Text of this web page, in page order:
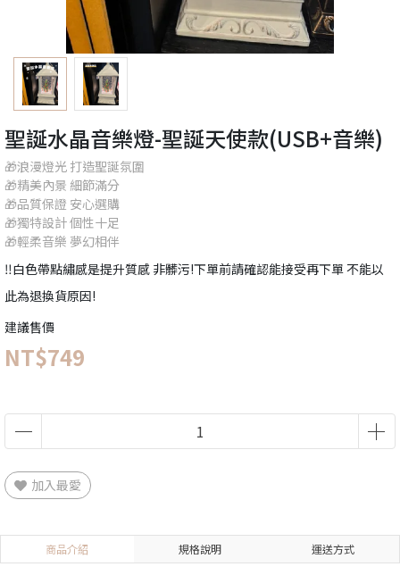
聖誕水晶音樂燈-聖誕天使款(USB+音樂)
🎁浪漫燈光 打造聖誕氛圍
🎁精美內景 細節滿分
🎁品質保證 安心選購
🎁獨特設計 個性十足
🎁輕柔音樂 夢幻相伴
‼️白色帶點繡感是提升質感 非髒污!下單前請確認能接受再下單 不能以
此為退換貨原因!
建議售價
NT$749
加入最愛
商品介紹 規格說明 運送方式